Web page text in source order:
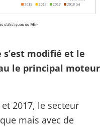
s’est modifié et le
le principal moteur
2017, le secteur
mais avec de